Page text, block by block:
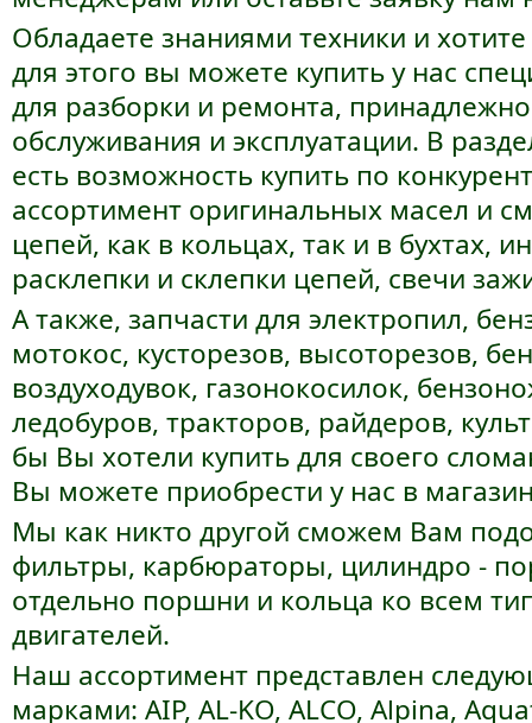
Обладаете знаниями техники и
для этого вы можете купить у нас
для разборки и ремонта,
обслуживания и эксплуатации. В
есть возможность купить по
ассортимент оригинальных масел и
цепей, как в кольцах, так и в бухтах,
расклепки и склепки цепей, свечи
А также, запчасти для электропил,
мотокос, кусторезов, высоторезов,
воздуходувок, газонокосилок,
ледобуров, тракторов, райдеров,
бы Вы хотели купить для своего
Вы можете приобрести у нас в
Мы как никто другой сможем Вам
фильтры, карбюраторы, цилиндро -
отдельно поршни и кольца ко всем
двигателей.
Наш ассортимент представлен
марками: AIP, AL-KO, ALCO, Alpina,